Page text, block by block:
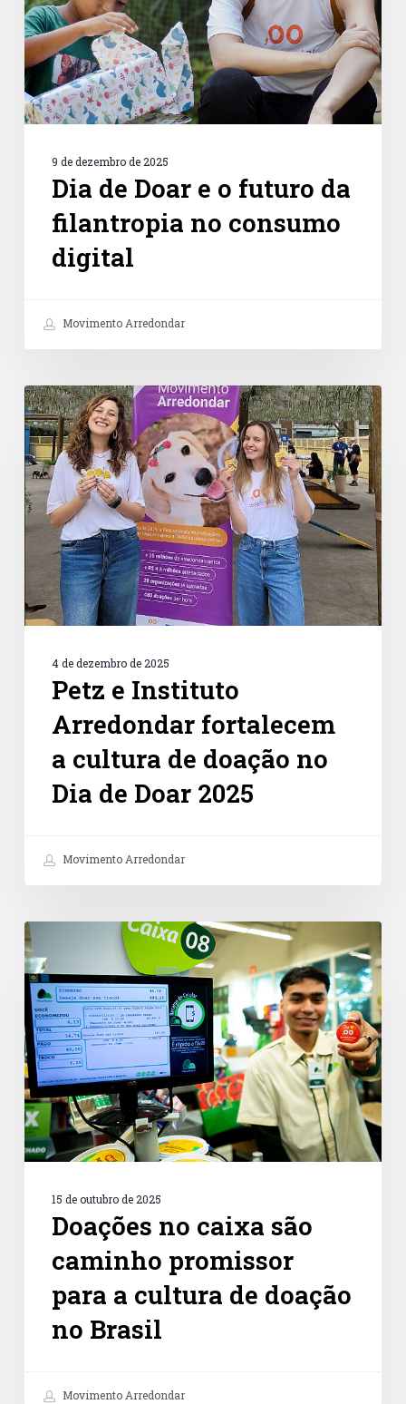
da
filantropia
no
consumo
digital
9 de dezembro de 2025
Dia de Doar e o futuro da
filantropia no consumo
digital
Movimento Arredondar
Petz
e
Instituto
Arredondar
fortalecem
a
cultura
de
doação
no
Dia
de
4 de dezembro de 2025
Petz e Instituto
Arredondar fortalecem
a cultura de doação no
Dia de Doar 2025
Movimento Arredondar
Doações
no
caixa
são
caminho
promissor
para
a
cultura
de
doação
no
15 de outubro de 2025
Doações no caixa são
caminho promissor
para a cultura de doação
no Brasil
Movimento Arredondar